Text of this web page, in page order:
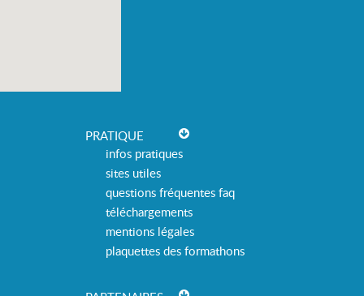
PRATIQUE
infos pratiques
sites utiles
questions fréquentes faq
téléchargements
mentions légales
plaquettes des formathons